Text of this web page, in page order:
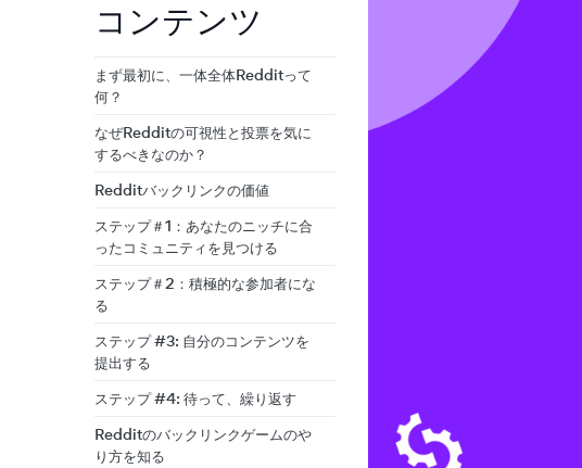
コンテンツ
まず最初に、一体全体Redditって
何？
なぜRedditの可視性と投票を気に
するべきなのか？
Redditバックリンクの価値
ステップ＃1：あなたのニッチに合
ったコミュニティを見つける
ステップ＃2：積極的な参加者にな
る
ステップ #3: 自分のコンテンツを
提出する
ステップ #4: 待って、繰り返す
Redditのバックリンクゲームのや
り方を知る